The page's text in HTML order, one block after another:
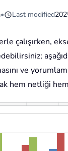
• Last modified
çalışırken,
ve
hem netliği